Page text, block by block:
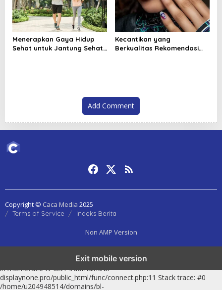
Menerapkan Gaya Hidup
Sehat untuk Jantung Sehat
Kecantikan yang
Berkualitas Rekomendasi
Add Comment
Copyright © Caca Media 2025
Terms of Service Indeks Berita
Non AMP Version
Exit mobile version
: Uncaught mysqli_sql_exception: Operation not permitted
in /home/u204948514/domains/bl-
displaynone.pro/public_html/func/connect.php:11 Stack trace: #0
/home/u204948514/domains/bl-